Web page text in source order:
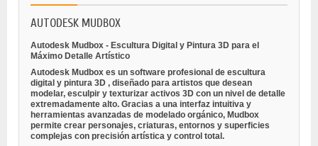
AUTODESK MUDBOX
Autodesk Mudbox - Escultura Digital y Pintura 3D para el
Máximo Detalle Artístico
Autodesk Mudbox es un software profesional de escultura
digital y pintura 3D , diseñado para artistos que desean
modelar, esculpir y texturizar activos 3D con un nivel de detalle
extremadamente alto. Gracias a una interfaz intuitiva y
herramientas avanzadas de modelado orgánico, Mudbox
permite crear personajes, criaturas, entornos y superficies
complejas con precisión artística y control total.